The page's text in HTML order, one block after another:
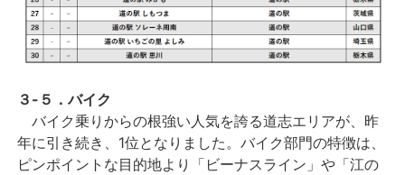
３-５．バイク
バイク乗りからの根強い人気を誇る道志エリアが、昨
年に引き続き、1位となりました。バイク部門の特徴は、
ピンポイントな目的地より「ビーナスライン」や「江の